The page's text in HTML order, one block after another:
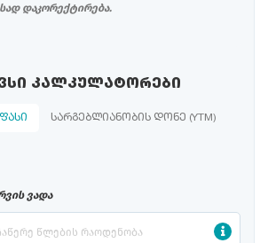
დაკორექტირება.
ᲙᲐᲚᲙᲣᲚᲐᲢᲝᲠᲔᲑᲘ
ᲡᲐᲠᲒᲔᲑᲚᲘᲐᲜᲝᲑᲘᲡ ᲓᲝᲜᲔ (YTM)
ვადა